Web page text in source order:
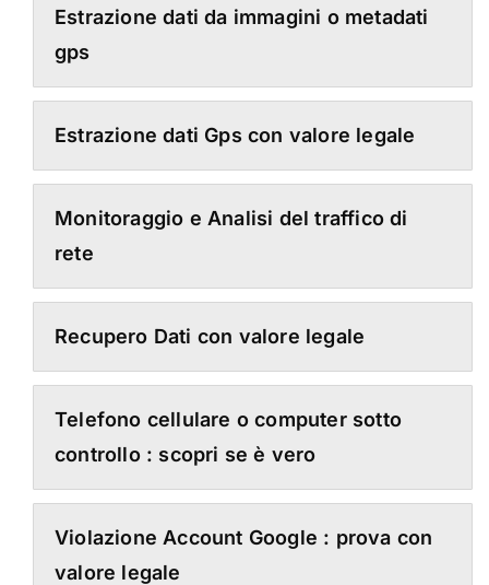
Estrazione dati da immagini o metadati
gps
Estrazione dati Gps con valore legale
Monitoraggio e Analisi del traffico di
rete
Recupero Dati con valore legale
Telefono cellulare o computer sotto
controllo : scopri se è vero
Violazione Account Google : prova con
valore legale